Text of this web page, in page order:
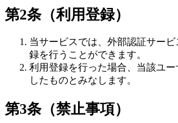
第2条（利用登録）
当サービスでは、外部認証サー
録を行うことができます。
利用登録を行った場合、当該ユ
したものとみなします。
第3条（禁止事項）